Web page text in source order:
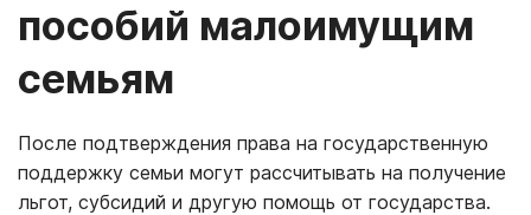
пособий малоимущим
семьям
После подтверждения права на государственную
поддержку семьи могут рассчитывать на получение
льгот, субсидий и другую помощь от государства.